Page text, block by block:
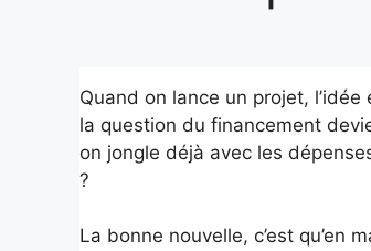
Quand on lance un projet,
la question du financement
on jongle déjà avec les
?
La bonne nouvelle, c’est qu’en